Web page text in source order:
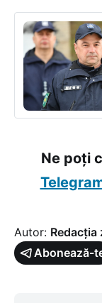
Ne poți
Autor: Redacția
Abonează-